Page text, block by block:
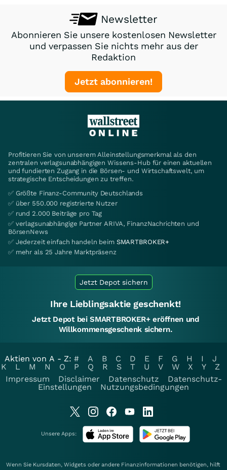
Newsletter
Abonnieren Sie unsere kostenlosen Newsletter
und verpassen Sie nichts mehr aus der
Redaktion
Jetzt abonnieren!
Profitieren Sie von unserem Alleinstellungsmerkmal als den
zentralen verlagsunabhängigen Wissens-Hub für einen aktuellen
und fundierten Zugang in die Börsen- und Wirtschaftswelt, um
strategische Entscheidungen zu treffen.
✅ Größte Finanz-Community Deutschlands
✅ über 550.000 registrierte Nutzer
✅ rund 2.000 Beiträge pro Tag
✅ verlagsunabhängige Partner ARIVA, FinanzNachrichten und
BörsenNews
✅ Jederzeit einfach handeln beim SMARTBROKER+
✅ mehr als 25 Jahre Marktpräsenz
Jetzt Depot sichern
Ihre Lieblingsaktie geschenkt!
Jetzt Depot bei SMARTBROKER+ eröffnen und
Willkommensgeschenk sichern.
Aktien von A - Z: # A B C D E F G H I
J
K
L M N O P Q R S T U V W X Y
Z
Impressum
Disclaimer Datenschutz
Datenschutz-
Einstellungen
Nutzungsbedingungen
Unsere Apps:
Wenn Sie Kursdaten, Widgets oder andere Finanzinformationen benötigen, hilft